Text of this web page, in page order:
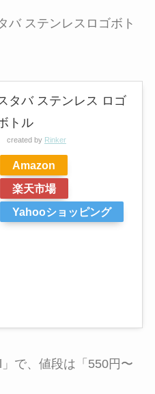
バ ステンレスロゴボト
タバ ステンレス ロゴ
トル
created by Rinker
Amazon
楽天市場
Yahooショッピング
で、値段は「550円〜